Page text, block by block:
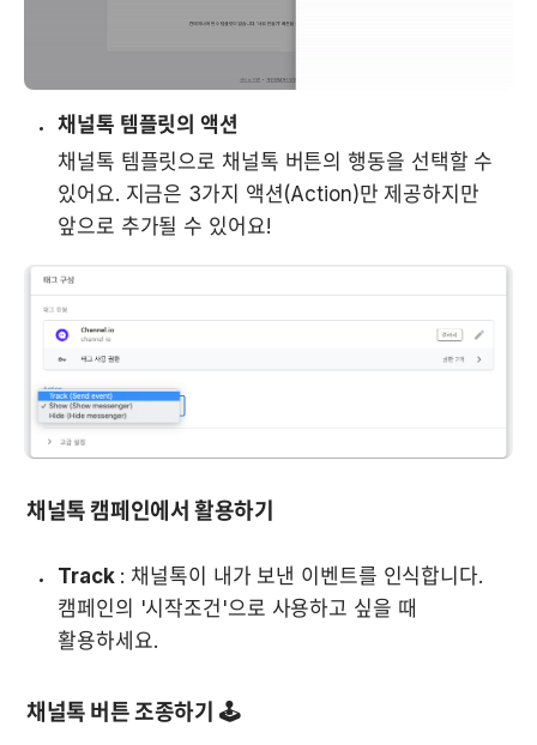
채널톡 템플릿의 액션
채널톡 템플릿으로 채널톡 버튼의 행동을 선택할 수
있어요. 지금은 3가지 액션(Action)만 제공하지만
앞으로 추가될 수 있어요!
채널톡 캠페인에서 활용하기
Track : 채널톡이 내가 보낸 이벤트를 인식합니다.
캠페인의 '시작조건'으로 사용하고 싶을 때
활용하세요.
채널톡 버튼 조종하기 🕹